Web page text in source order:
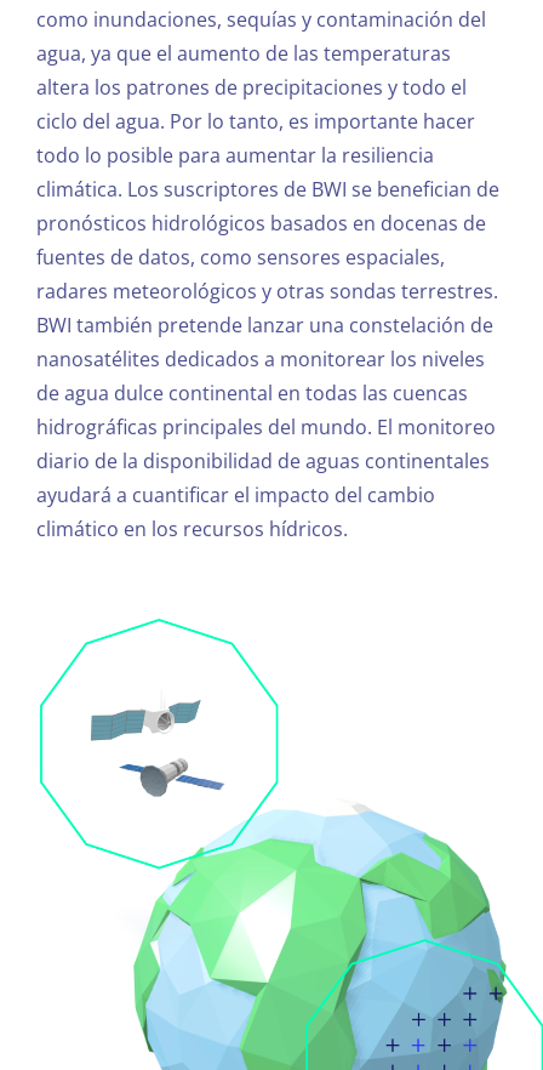
como inundaciones, sequías y contaminación del
agua, ya que el aumento de las temperaturas
altera los patrones de precipitaciones y todo el
ciclo del agua. Por lo tanto, es importante hacer
todo lo posible para aumentar la resiliencia
climática. Los suscriptores de BWI se benefician de
pronósticos hidrológicos basados en docenas de
fuentes de datos, como sensores espaciales,
radares meteorológicos y otras sondas terrestres.
BWI también pretende lanzar una constelación de
nanosatélites dedicados a monitorear los niveles
de agua dulce continental en todas las cuencas
hidrográficas principales del mundo. El monitoreo
diario de la disponibilidad de aguas continentales
ayudará a cuantificar el impacto del cambio
climático en los recursos hídricos.